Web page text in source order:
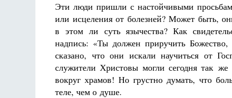
Эти люди пришли с настойчивыми
или исцеления от болезней? Может быть,
в этом ли суть язычества? Как
надпись: «Ты должен приручить
сказано, что они искали научиться от
служители Христовы могли сегодня так
вокруг храмов! Но грустно думать, что
теле, чем о душе.